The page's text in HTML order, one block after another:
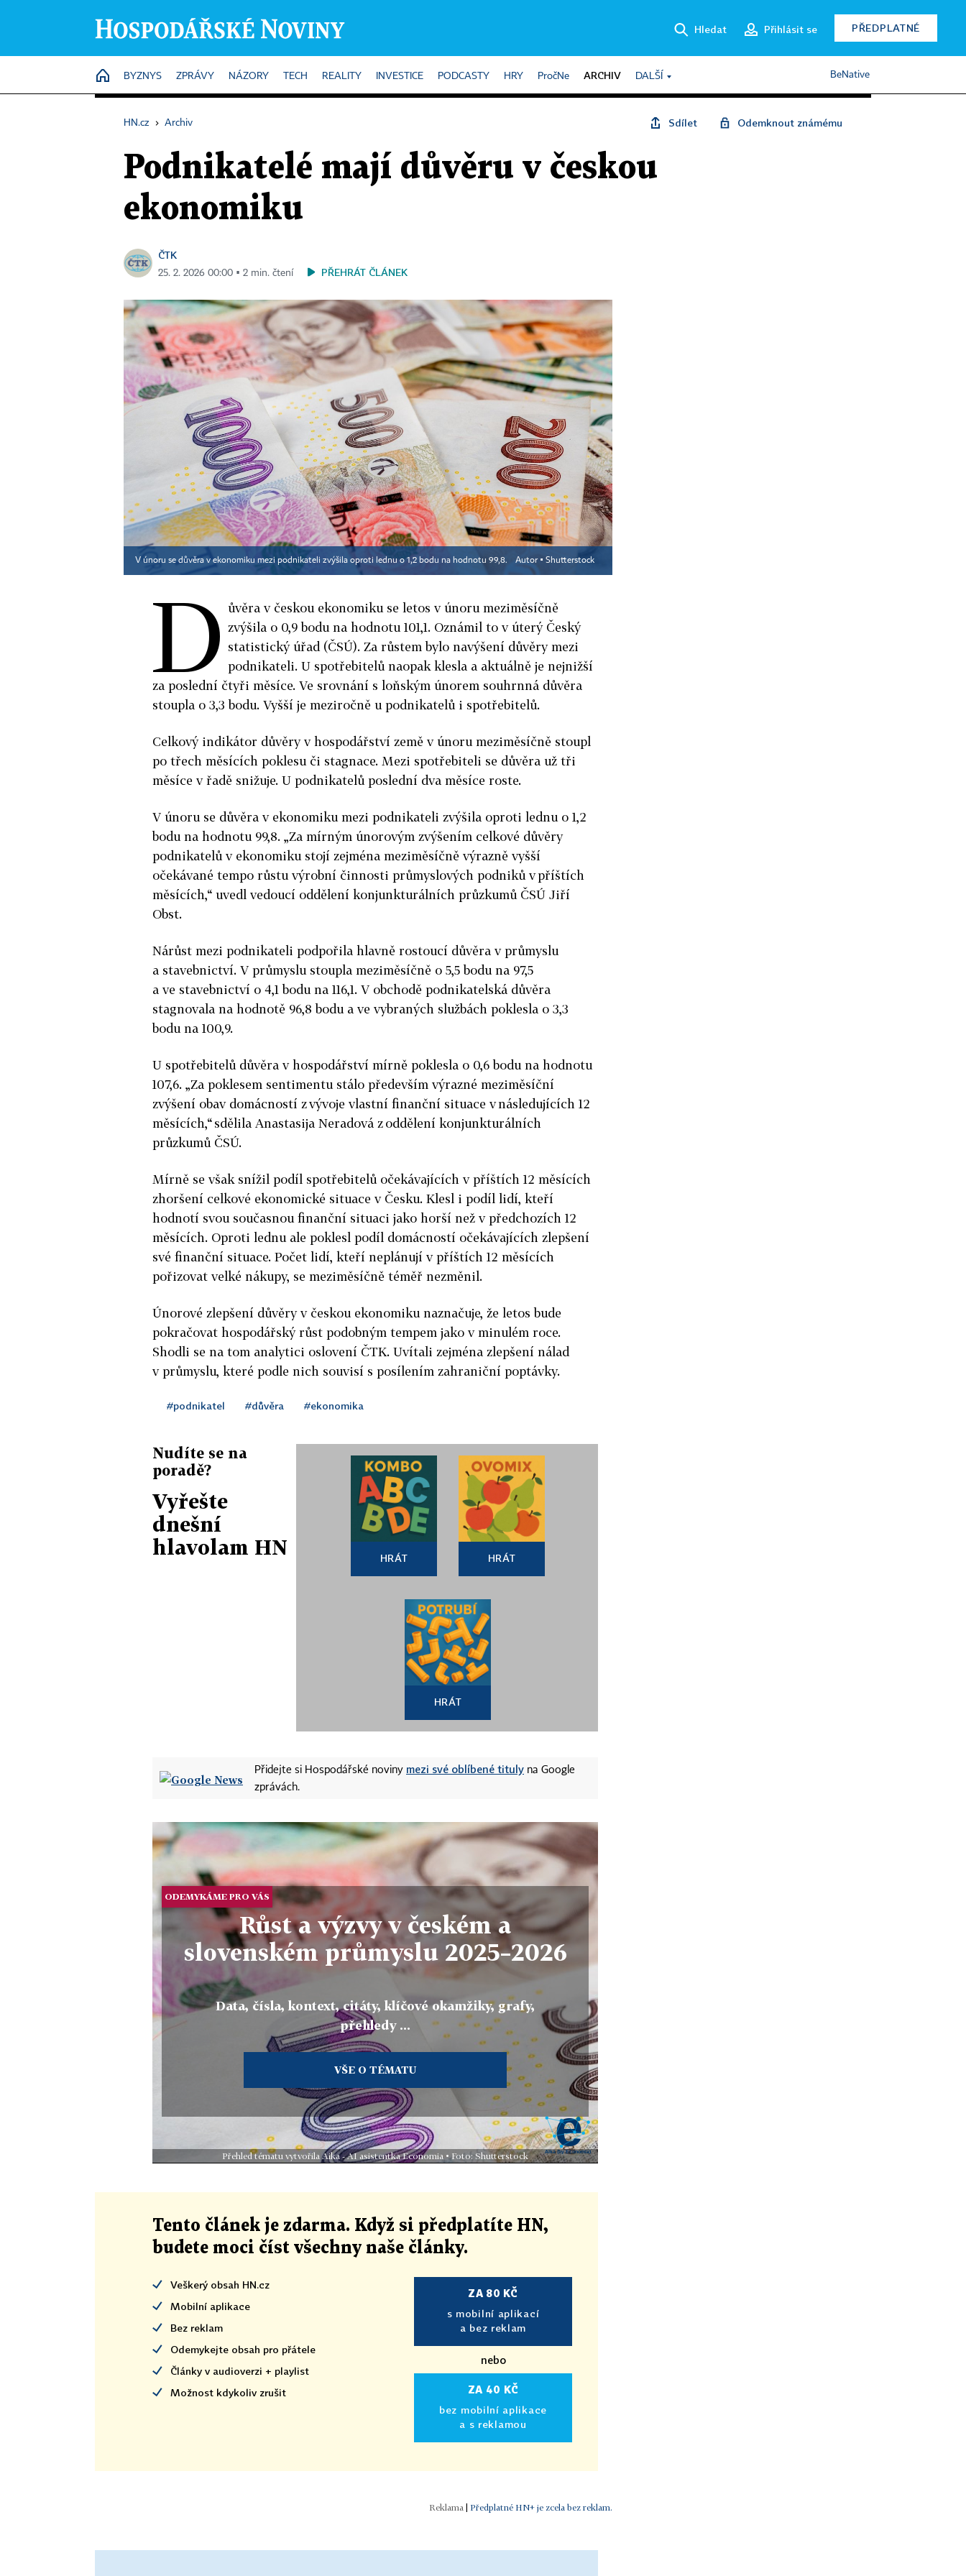
Hledat Přihlásit se PŘEDPLATNÉ
HOME
BYZNYS ZPRÁVY NÁZORY TECH REALITY INVESTICE PODCASTY HRY PročNe ARCHIV DALŠÍ BeNative
HN.cz › Archiv Sdílet Odemknout známému
Podnikatelé mají důvěru v českou
ekonomiku
ČTK
25. 2. 2026 00:00 ▪ 2 min. čtení PŘEHRÁT ČLÁNEK
V únoru se důvěra v ekonomiku mezi podnikateli zvýšila oproti lednu o 1,2 bodu na hodnotu 99,8. Autor ▪ Shutterstock
D ůvěra v českou ekonomiku se letos v únoru meziměsíčně
zvýšila o 0,9 bodu na hodnotu 101,1. Oznámil to v úterý Český
statistický úřad (ČSÚ). Za růstem bylo navýšení důvěry mezi
podnikateli. U spotřebitelů naopak klesla a aktuálně je nejnižší
za poslední čtyři měsíce. Ve srovnání s loňským únorem souhrnná důvěra
stoupla o 3,3 bodu. Vyšší je meziročně u podnikatelů i spotřebitelů.
Celkový indikátor důvěry v hospodářství země v únoru meziměsíčně stoupl
po třech měsících poklesu či stagnace. Mezi spotřebiteli se důvěra už tři
měsíce v řadě snižuje. U podnikatelů poslední dva měsíce roste.
V únoru se důvěra v ekonomiku mezi podnikateli zvýšila oproti lednu o 1,2
bodu na hodnotu 99,8. „Za mírným únorovým zvýšením celkové důvěry
podnikatelů v ekonomiku stojí zejména meziměsíčně výrazně vyšší
očekávané tempo růstu výrobní činnosti průmyslových podniků v příštích
měsících,“ uvedl vedoucí oddělení konjunkturálních průzkumů ČSÚ Jiří
Obst.
Nárůst mezi podnikateli podpořila hlavně rostoucí důvěra v průmyslu
a stavebnictví. V průmyslu stoupla meziměsíčně o 5,5 bodu na 97,5
a ve stavebnictví o 4,1 bodu na 116,1. V obchodě podnikatelská důvěra
stagnovala na hodnotě 96,8 bodu a ve vybraných službách poklesla o 3,3
bodu na 100,9.
U spotřebitelů důvěra v hospodářství mírně poklesla o 0,6 bodu na hodnotu
107,6. „Za poklesem sentimentu stálo především výrazné meziměsíční
zvýšení obav domácností z vývoje vlastní finanční situace v následujících 12
měsících,“ sdělila Anastasija Neradová z oddělení konjunkturálních
průzkumů ČSÚ.
Mírně se však snížil podíl spotřebitelů očekávajících v příštích 12 měsících
zhoršení celkové ekonomické situace v Česku. Klesl i podíl lidí, kteří
hodnotí svou současnou finanční situaci jako horší než v předchozích 12
měsících. Oproti lednu ale poklesl podíl domácností očekávajících zlepšení
své finanční situace. Počet lidí, kteří neplánují v příštích 12 měsících
pořizovat velké nákupy, se meziměsíčně téměř nezměnil.
Únorové zlepšení důvěry v českou ekonomiku naznačuje, že letos bude
pokračovat hospodářský růst podobným tempem jako v minulém roce.
Shodli se na tom analytici oslovení ČTK. Uvítali zejména zlepšení nálad
v průmyslu, které podle nich souvisí s posílením zahraniční poptávky.
#podnikatel #důvěra #ekonomika
Nudíte se na
poradě?
Vyřešte
dnešní
hlavolam HN
HRÁT HRÁT
HRÁT
Přidejte si Hospodářské noviny mezi své oblíbené tituly na Google
zprávách.
ODEMYKÁME PRO VÁS
Růst a výzvy v českém a
slovenském průmyslu 2025–2026
Data, čísla, kontext, citáty, klíčové okamžiky, grafy,
přehledy ...
VŠE O TÉMATU
Přehled tématu vytvořila Aika - AI asistentka Economia • Foto: Shutterstock
Tento článek je zdarma. Když si předplatíte HN,
budete moci číst všechny naše články.
Veškerý obsah HN.cz
Mobilní aplikace
Bez reklam
Odemykejte obsah pro přátele
Články v audioverzi + playlist
Možnost kdykoliv zrušit
ZA 80 KČ
s mobilní aplikací
a bez reklam
nebo
ZA 40 KČ
bez mobilní aplikace
a s reklamou
Předplatné HN+ je zcela bez reklam.